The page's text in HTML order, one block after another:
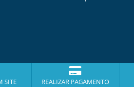
SITE REALIZAR PAGAMENTO